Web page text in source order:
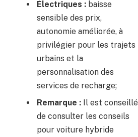
Électriques : baisse
sensible des prix,
autonomie améliorée, à
privilégier pour les trajets
urbains et la
personnalisation des
services de recharge;
Remarque : Il est conseillé
de consulter les conseils
pour voiture hybride